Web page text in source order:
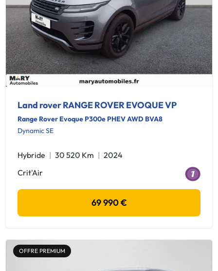
Land rover RANGE ROVER EVOQUE VP
Range Rover Evoque P300e PHEV AWD BVA8
Dynamic SE
Hybride 30 520 Km
2024
Crit'Air
69 990 €
OFFRE PREMIUM